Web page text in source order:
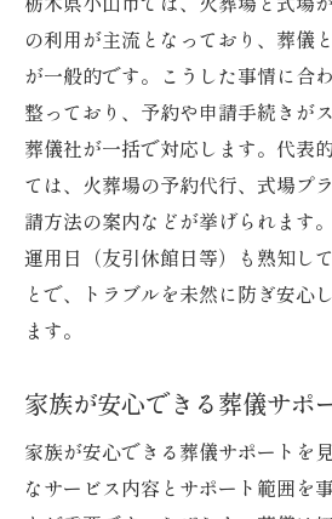
小山市の火葬場利用とサ
アクセスや設備から見る
家族が納得できる葬儀場
もしもの時に備える葬儀の
葬儀の不安を減らす事前
小山市でできる葬儀サポ
家族の希望を伝える葬儀
小山市で受けられる葬祭費
葬儀費用を助ける小山市
葬祭費申請で知っておき
の利用が主流となっており、葬儀
が一般的です。こうした事情に合
整っており、予約や申請手続きが
葬儀社が一括で対応します。代表
ては、火葬場の予約代行、式場プ
請方法の案内などが挙げられます
運用日（友引休館日等）も熟知し
とで、トラブルを未然に防ぎ安心
ます。
家族が安心できる葬儀サポ
家族が安心できる葬儀サポートを
なサービス内容とサポート範囲を